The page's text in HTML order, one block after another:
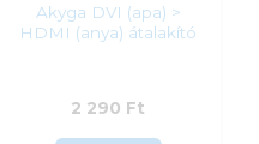
Akyga DVI (apa) >
HDMI (anya) átalakító
2 290 Ft